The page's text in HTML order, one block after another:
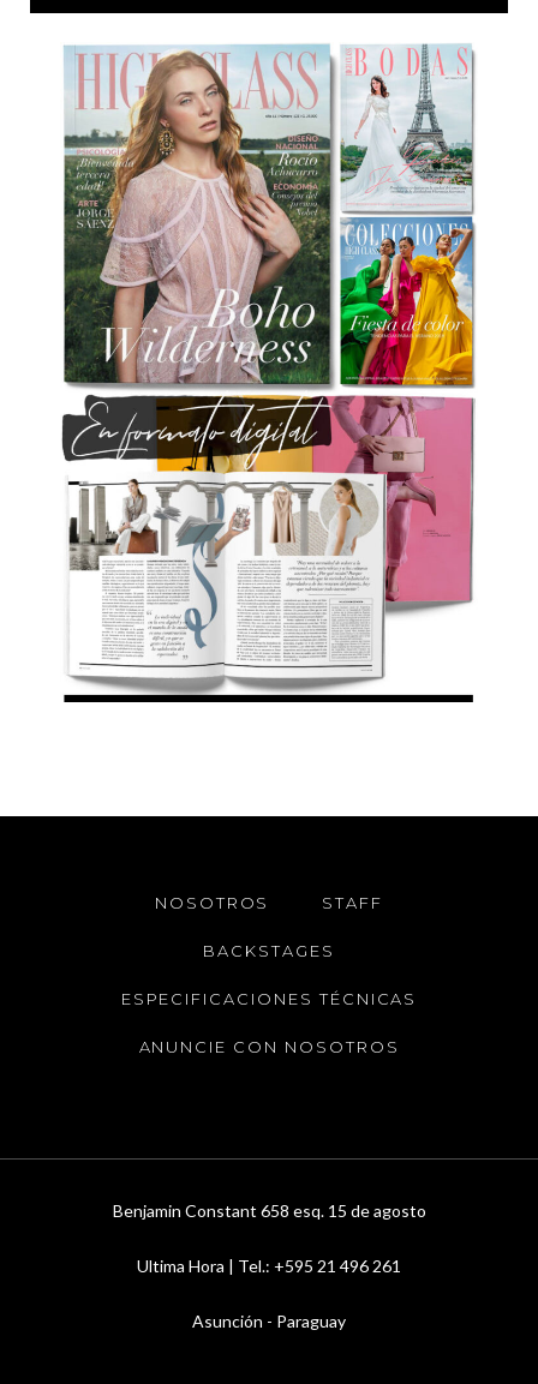
NOSOTROS STAFF
BACKSTAGES
ESPECIFICACIONES TÉCNICAS
ANUNCIE CON NOSOTROS
Benjamin Constant 658 esq. 15 de agosto
Ultima Hora | Tel.: +595 21 496 261
Asunción - Paraguay